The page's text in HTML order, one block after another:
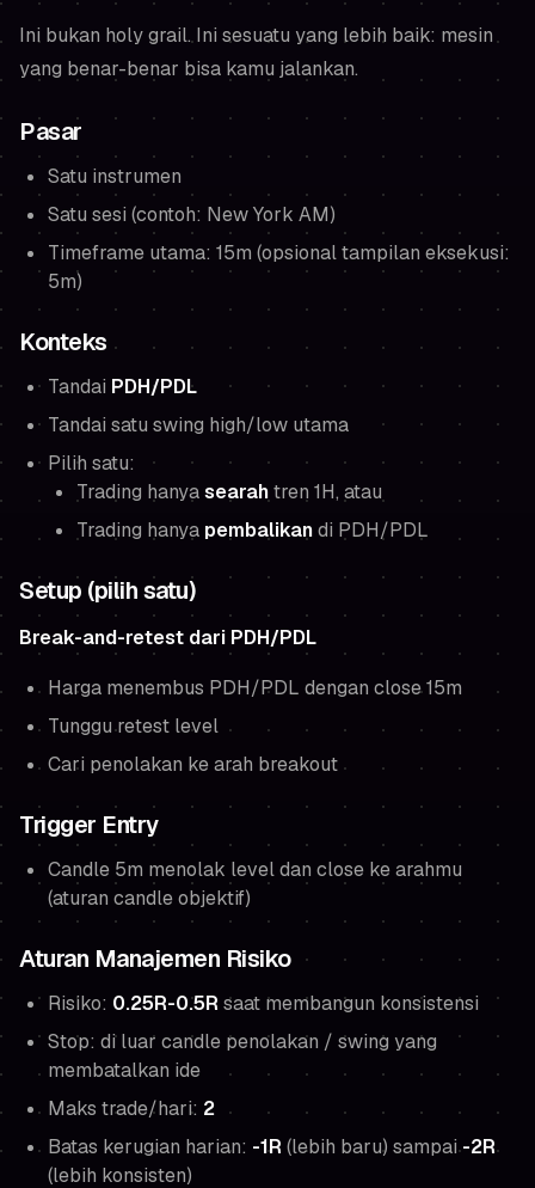
Ini bukan holy grail. Ini sesuatu yang lebih baik: mesin
yang benar-benar bisa kamu jalankan.
Pasar
Satu instrumen
Satu sesi (contoh: New York AM)
Timeframe utama: 15m (opsional tampilan eksekusi:
5m)
Konteks
Tandai PDH/PDL
Tandai satu swing high/low utama
Pilih satu:
Trading hanyasearahtren 1H, atau
Trading hanya pembalikandi PDH/PDL
Setup (pilih satu)
Break-and-retest dari PDH/PDL
Harga menembus PDH/PDL dengan close 15m
Tunggu retest level
Cari penolakan ke arah breakout
Trigger Entry
Candle 5m menolak level dan close ke arahmu
(aturan candle objektif)
Aturan Manajemen Risiko
Risiko: 0.25R-0.5R saat membangun konsistensi
Stop: di luar candle penolakan / swing yang
membatalkan ide
Maks trade/hari: 2
Batas kerugian harian: -1R (lebih baru) sampai-2R
(lebih konsisten)